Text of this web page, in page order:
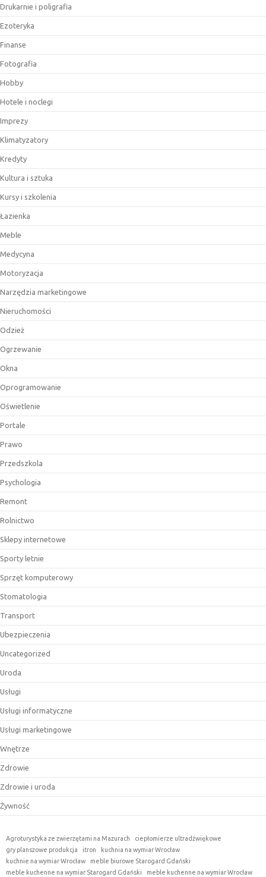
Drukarnie i poligrafia
Ezoteryka
Finanse
Fotografia
Hobby
Hotele i noclegi
Imprezy
Klimatyzatory
Kredyty
Kultura i sztuka
Kursy i szkolenia
Łazienka
Meble
Medycyna
Motoryzacja
Narzędzia marketingowe
Nieruchomości
Odzież
Ogrzewanie
Okna
Oprogramowanie
Oświetlenie
Portale
Prawo
Przedszkola
Psychologia
Remont
Rolnictwo
Sklepy internetowe
Sporty letnie
Sprzęt komputerowy
Stomatologia
Transport
Ubezpieczenia
Uncategorized
Uroda
Usługi
Usługi informatyczne
Usługi marketingowe
Wnętrze
Zdrowie
Zdrowie i uroda
Żywność
Agroturystyka ze zwierzętami na Mazurach
ciepłomierze ultradźwiękowe
gry planszowe produkcja
itron
kuchnia na wymiar Wrocław
kuchnie na wymiar Wrocław
meble biurowe Starogard Gdański
meble kuchenne na wymiar Starogard Gdański
meble kuchenne na wymiar Wrocław